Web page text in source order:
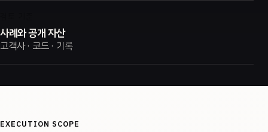
사례와 공개 자산
고객사 · 코드 · 기록
EXECUTION SCOPE